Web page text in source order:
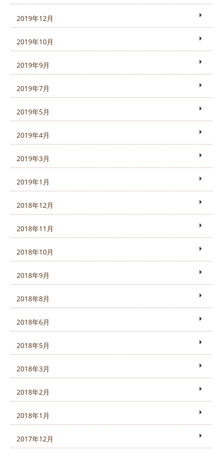
2019年12月
2019年10月
2019年9月
2019年7月
2019年5月
2019年4月
2019年3月
2019年1月
2018年12月
2018年11月
2018年10月
2018年9月
2018年8月
2018年6月
2018年5月
2018年3月
2018年2月
2018年1月
2017年12月